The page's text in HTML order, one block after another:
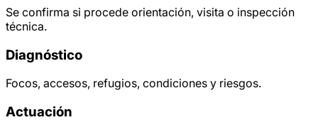
Se confirma si procede orientación, visita o inspección
técnica.
Diagnóstico
Focos, accesos, refugios, condiciones y riesgos.
Actuación